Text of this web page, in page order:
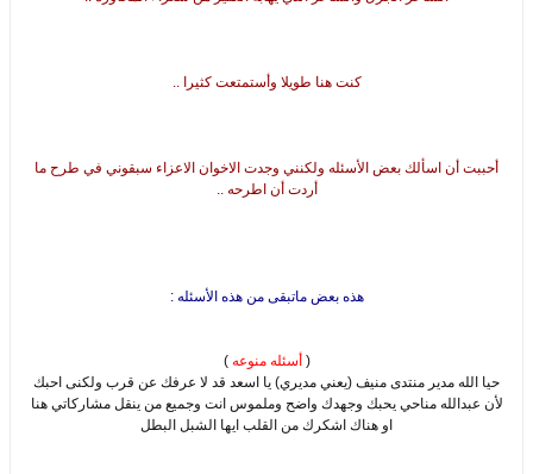
كنت هنا طويلا وأستمتعت كثيرا ..
أحببت أن اسألك بعض الأسئله ولكنني وجدت الاخوان الاعزاء سبقوني في طرح ما
أردت أن اطرحه ..
هذه بعض ماتبقى من هذه الأسئله :
( أسئله منوعه )
حيا الله مدير منتدى منيف (يعني مديري) يا اسعد قد لا عرفك عن قرب ولكنى احبك
لأن عبدالله مناحي يحبك وجهدك واضح وملموس انت وجميع من ينقل مشاركاتي هنا
او هناك اشكرك من القلب ايها الشبل البطل